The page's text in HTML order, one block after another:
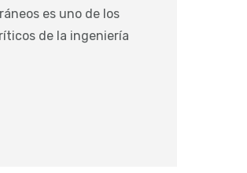
es uno de los
de la ingeniería